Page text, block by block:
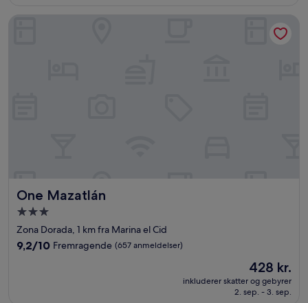
anmeldelser)
One Mazatlán
One Mazatlán
3.0-
stjernet
overnatningssted
Zona Dorada, 1 km fra Marina el Cid
9.2
9,2/10 Fremragende (657 anmeldelser)
Prisen
428 kr.
428 kr.
inkluderer skatter og gebyrer
2. sep. - 3. sep.